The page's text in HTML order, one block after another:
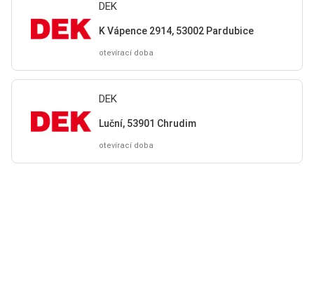
DEK
K Vápence 2914, 53002 Pardubice
otevírací doba
DEK
Luční, 53901 Chrudim
otevírací doba